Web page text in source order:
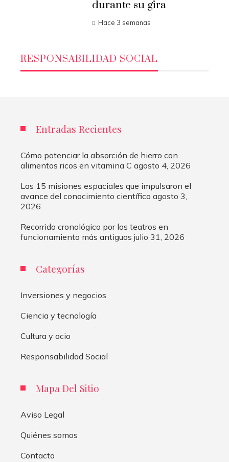
durante su gira
Hace 3 semanas
RESPONSABILIDAD SOCIAL
Entradas Recientes
Cómo potenciar la absorción de hierro con
alimentos ricos en vitamina C agosto 4, 2026
Las 15 misiones espaciales que impulsaron el
avance del conocimiento científico agosto 3,
2026
Recorrido cronológico por los teatros en
funcionamiento más antiguos julio 31, 2026
Categorías
Inversiones y negocios
Ciencia y tecnología
Cultura y ocio
Responsabilidad Social
Mapa Del Sitio
Aviso Legal
Quiénes somos
Contacto